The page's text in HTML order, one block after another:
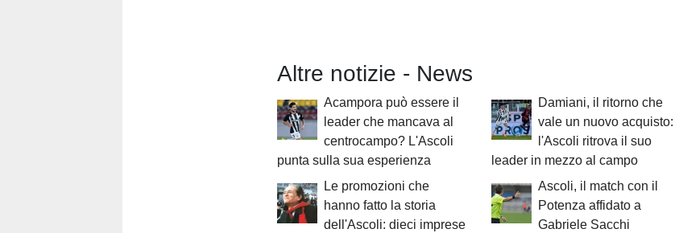
Altre notizie - News
Acampora può essere il
leader che mancava al
centrocampo? L'Ascoli
punta sulla sua esperienza
Damiani, il ritorno che
vale un nuovo acquisto:
l'Ascoli ritrova il suo
leader in mezzo al campo
Le promozioni che
hanno fatto la storia
dell'Ascoli: dieci imprese
Ascoli, il match con il
Potenza affidato a
Gabriele Sacchi